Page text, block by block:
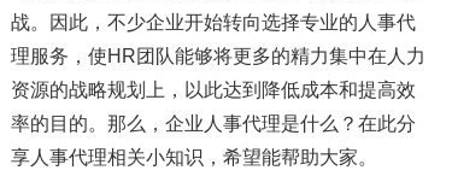
战。因此，不少企业开始转向选择专业的人事代
理服务，使HR团队能够将更多的精力集中在人力
资源的战略规划上，以此达到降低成本和提高效
率的目的。那么，企业人事代理是什么？在此分
享人事代理相关小知识，希望能帮助大家。